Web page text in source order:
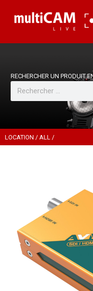
LOCATION / ALL /